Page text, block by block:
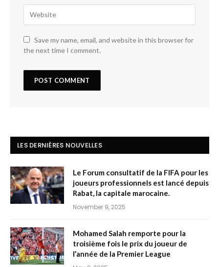
Save my name, email, and website in this browser for
the next time I comment.
LES DERNIÈRES NOUVELLES
Le Forum consultatif de la FIFA pour les
joueurs professionnels est lancé depuis
Rabat, la capitale marocaine.
November 9, 2025
Mohamed Salah remporte pour la
troisième fois le prix du joueur de
l’année de la Premier League